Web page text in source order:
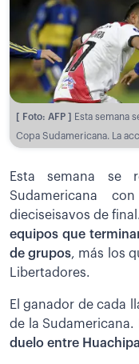
[ Foto: AFP ]
Esta semana
Copa Sudamericana. La
Esta semana se
Sudamericana
dieciseisavos de
equipos que
de grupos, más los
Libertadores.
El ganador de cada
de la
duelo entre